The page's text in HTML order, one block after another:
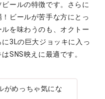
ールの特徴です。さらに
ビールが苦手な方にとっ
を味わうのも、オクトー
3Lの巨大ジョッキに入っ
SNS映えに最適です。
がめっちゃ気にな